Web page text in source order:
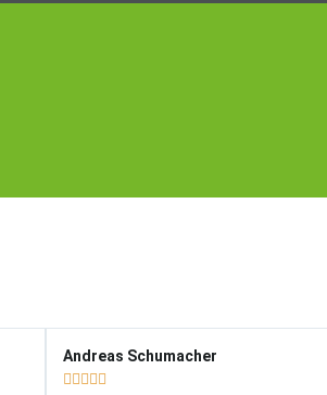
Andreas Schumacher
    